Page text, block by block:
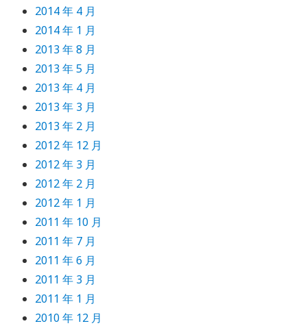
2014 年 4 月
2014 年 1 月
2013 年 8 月
2013 年 5 月
2013 年 4 月
2013 年 3 月
2013 年 2 月
2012 年 12 月
2012 年 3 月
2012 年 2 月
2012 年 1 月
2011 年 10 月
2011 年 7 月
2011 年 6 月
2011 年 3 月
2011 年 1 月
2010 年 12 月